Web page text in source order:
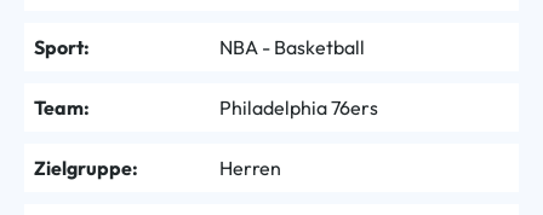
Sport: NBA - Basketball
Team: Philadelphia 76ers
Zielgruppe: Herren